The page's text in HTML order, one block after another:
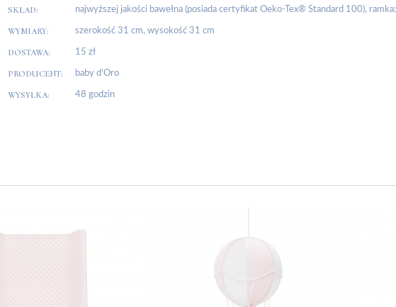
SKŁAD: najwyższej jakości bawełna (posiada certyfikat Oeko-Tex® Standard 100),
WYMIARY: szerokość 31 cm, wysokość 31 cm
DOSTAWA: 15 zł
PRODUCENT: baby d’Oro
WYSYŁKA: 48 godzin